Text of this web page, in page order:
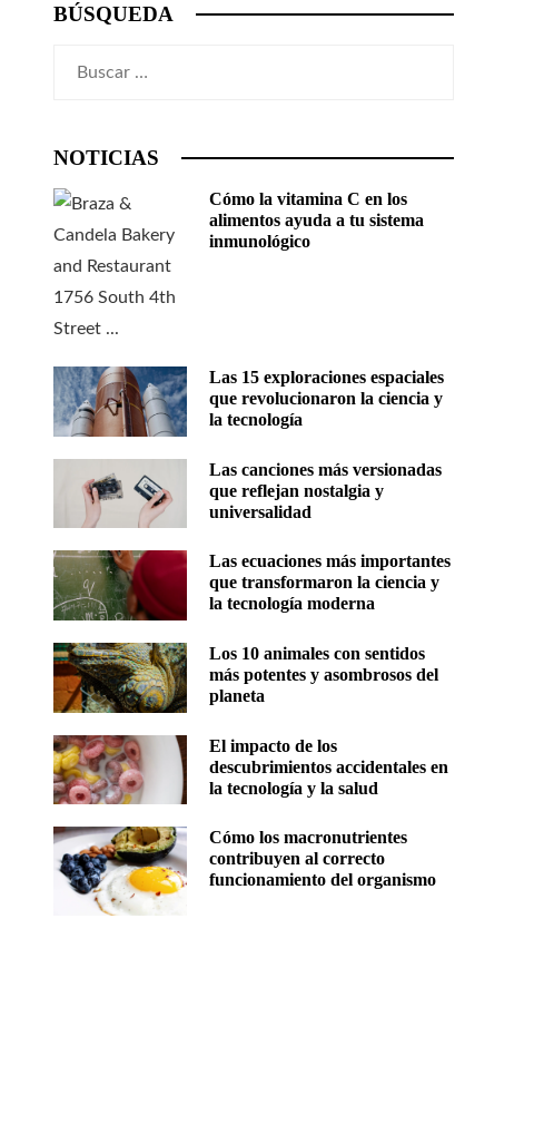
BÚSQUEDA
NOTICIAS
Cómo la vitamina C en los
alimentos ayuda a tu sistema
inmunológico
Las 15 exploraciones espaciales
que revolucionaron la ciencia y
la tecnología
Las canciones más versionadas
que reflejan nostalgia y
universalidad
Las ecuaciones más importantes
que transformaron la ciencia y
la tecnología moderna
Los 10 animales con sentidos
más potentes y asombrosos del
planeta
El impacto de los
descubrimientos accidentales en
la tecnología y la salud
Cómo los macronutrientes
contribuyen al correcto
funcionamiento del organismo